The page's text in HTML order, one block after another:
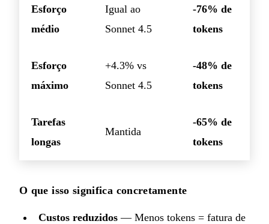
Esforço
médio
Igual ao
Sonnet 4.5
-76% de
tokens
Esforço
máximo
+4.3% vs
Sonnet 4.5
-48% de
tokens
Tarefas
longas
Mantida
-65% de
tokens
O que isso significa concretamente
Custos reduzidos — Menos tokens = fatura de